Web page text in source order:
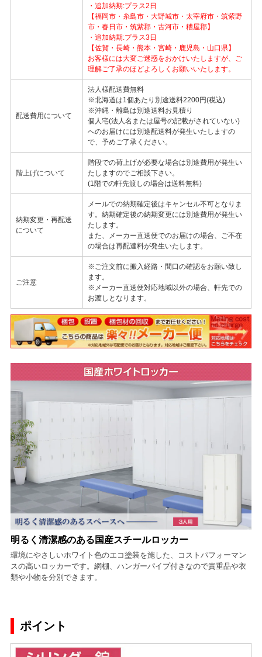
・追加納期:プラス2日
【福岡市・糸島市・大野城市・太宰府市・筑紫野
市・春日市・筑紫郡・古河市・糟屋郡】
・追加納期:プラス3日
【佐賀・長崎・熊本・宮崎・鹿児島・山口県】
お客様には大変ご迷惑をおかけいたしますが、ご
理解ご了承のほどよろしくお願いいたします。
配送費用について
法人様配送費無料
※北海道は1個あたり別途送料2200円(税込)
※沖縄・離島は別途送料お見積り
個人宅(法人名または屋号の記載がされていない)
へのお届けには別途配送料が発生いたしますの
で、予めご了承ください。
階上げについて
階段での荷上げが必要な場合は別途費用が発生い
たしますのでご相談下さい。
(1階での軒先渡しの場合は送料無料)
納期変更・再配送
について
メールでの納期確定後はキャンセル不可となりま
す。納期確定後の納期変更には別途費用が発生い
たします。
また、メーカー直送便でのお届けの場合、ご不在
の場合は再配達料が発生いたします。
ご注意
※ご注文前に搬入経路・間口の確認をお願い致し
ます。
※メーカー直送便対応地域以外の場合、軒先での
お渡しとなります。
明るく清潔感のある国産スチールロッカー
環境にやさしいホワイト色のエコ塗装を施した、コストパフォーマン
スの高いロッカーです。網棚、ハンガーパイプ付きなので貴重品や衣
類や小物を分別できます。
ポイント